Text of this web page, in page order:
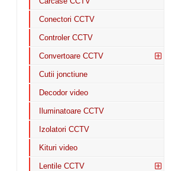
Conectori CCTV
Controler CCTV
Convertoare CCTV
Cutii jonctiune
Decodor video
Iluminatoare CCTV
Izolatori CCTV
Kituri video
Lentile CCTV